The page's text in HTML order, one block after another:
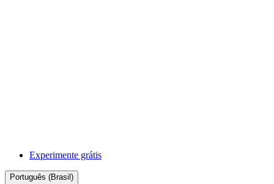
Experimente grátis
Português (Brasil)